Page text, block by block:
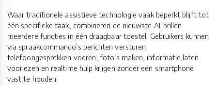
Waar traditionele assistieve technologie vaak beperkt blijft tot
één specifieke taak, combineren de nieuwste AI-brillen
meerdere functies in één draagbaar toestel. Gebruikers kunnen
via spraakcommando’s berichten versturen,
telefoongesprekken voeren, foto's maken, informatie laten
voorlezen en realtime hulp krijgen zonder een smartphone
vast te houden.